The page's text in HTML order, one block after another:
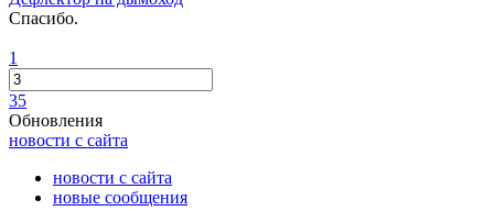
Спасибо.
1
35
Обновления
новости с сайта
новости с сайта
новые сообщения